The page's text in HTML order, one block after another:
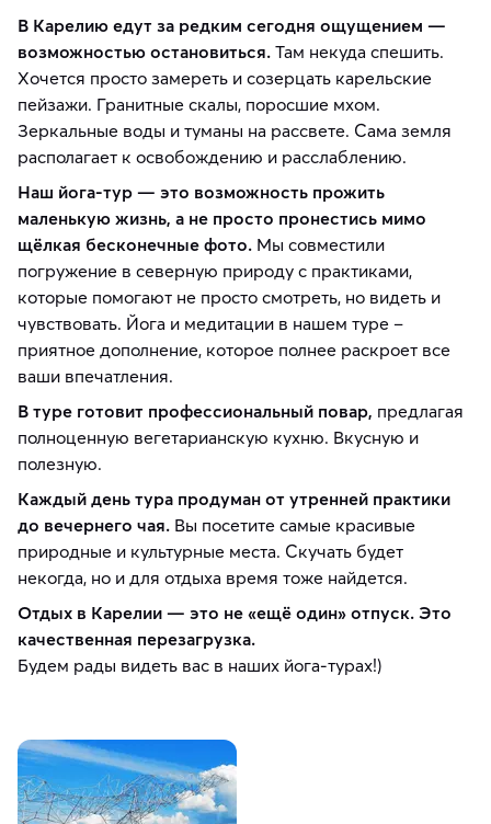
В Карелию едут за редким сегодня ощущением —
возможностью остановиться. Там некуда спешить.
Хочется просто замереть и созерцать карельские
пейзажи. Гранитные скалы, поросшие мхом.
Зеркальные воды и туманы на рассвете. Сама земля
располагает к освобождению и расслаблению.
Наш йога-тур — это возможность прожить
маленькую жизнь, а не просто пронестись мимо
щёлкая бесконечные фото. Мы совместили
погружение в северную природу с практиками,
которые помогают не просто смотреть, но видеть и
чувствовать. Йога и медитации в нашем туре –
приятное дополнение, которое полнее раскроет все
ваши впечатления.
В туре готовит профессиональный повар, предлагая
полноценную вегетарианскую кухню. Вкусную и
полезную.
Каждый день тура продуман от утренней практики
до вечернего чая. Вы посетите самые красивые
природные и культурные места. Скучать будет
некогда, но и для отдыха время тоже найдется.
Отдых в Карелии — это не «ещё один» отпуск. Это
качественная перезагрузка.
Будем рады видеть вас в наших йога-турах!)